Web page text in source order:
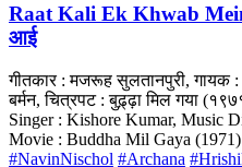
Raat Kali Ek Khwab
आई
गीतकार : मजरूह सुलतानपुरी, गायक :
बर्मन, चित्रपट : बुढ़्ढ़ा मिल गया
Singer : Kishore Kumar, Music
Movie : Buddha Mil Gaya (1971)
#NavinNischol #Archana